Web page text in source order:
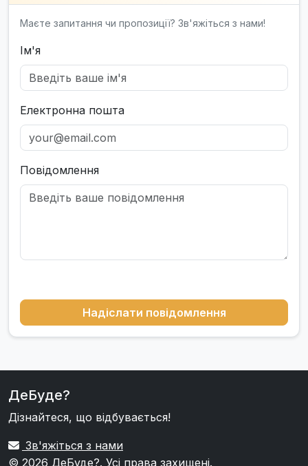
Маєте запитання чи пропозиції? Зв'яжіться з нами!
Ім'я
Електронна пошта
Повідомлення
Надіслати повідомлення
ДеБуде?
Дізнайтеся, що відбувається!
Зв'яжіться з нами
© 2026 ДеБуде?. Усі права захищені.